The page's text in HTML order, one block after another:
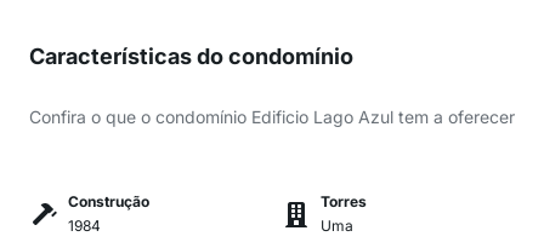
Características do condomínio
Confira o que o condomínio Edificio Lago Azul tem a oferecer
Construção
1984
Torres
Uma